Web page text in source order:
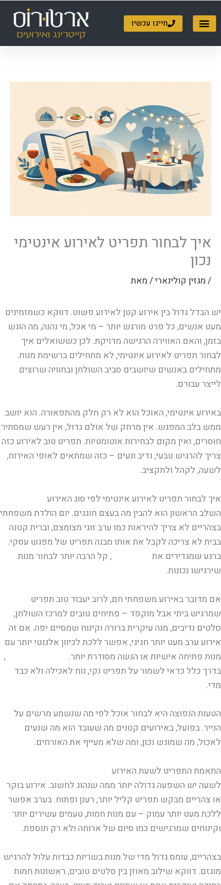
לתוכן
חייגו עכשיו
איך לבחור תפריט לאירוע אינטימי
נכון
/מגזין קולינארי/ מאת
יש הבדל גדול בין אירוע קטן לאירוע פשוט. דווקא כשמזמינים
מעט אנשים, כל פרט מורגש יותר – מי אכל, מי נהנה, מה הוגש
בזמן, והאם האווירה הרגישה מדויקת. לכן כששואלים איך
לבחור תפריט לאירוע אינטימי, לא מתחילים ברשימת מנות.
מתחילים באנשים שיושבים סביב השולחן ובחוויה שרוצים
לייצר עבורם.
באירוע אינטימי, האוכל הוא לא רק חלק מהתפאורה. הוא יושב
ממש בלב המפגש. אין מרחק של אולם גדול, אין רעש שמסתיר
חוסרים, ואין מקום לבחירות אוטומטיות. תפריט טוב לאירוע כזה
צריך להרגיש טבעי, נדיב ונעים – כזה שמתאים לאופי האירוח,
לשעה, לקהל ולתקציב.
איך לבחור תפריט לאירוע אינטימי לפי סוג האירוע
השלב הראשון הוא להבין מה בעצם חוגגים. יום הולדת משפחתי
בצהריים לא צריך להיראות כמו ערב זוגי מצומצם, וברית קטנה
בבית לא צריכה לקבל את אותו מבנה תפריט של מפגש עסקי.
ברגע שמגדירים את
, קל הרבה יותר לבחור מנות
שירגישו נכונות.
אם מדובר באירוע משפחתי חם, לרוב יעבוד טוב תפריט
שמרגיש ביתי אבל מוקפד – פתיחים טובים למרכז השולחן,
סלטים נדיבים, מנה עיקרית ברורה וקינוח שמסיים יפה. אם זה
אירוע ערב מעט יותר חגיגי, אפשר ללכת לכיוון אלגנטי יותר עם
מנות פתיחה אישיות או הגשה מסודרת יותר.
,
בדרך כלל כדאי לשמור על תפריט נקי, נוח לאכילה ולא כבד
מדי.
הטעות הנפוצה היא לבחור אוכל לפי מה שנשמע מרשים על
הנייר. בפועל, באירועים קטנים מה שעובד הוא מה שנעים
לאכול, מה שמוגש נכון, ומה שלא מעייף את האורחים.
התאמת התפריט לשעת האירוע
לשעה יש השפעה גדולה יותר ממה שנהוג לחשוב. אירוע בוקר
או צהריים מבקש תפריט קליל יותר, רענן ופתוח. בערב אפשר
ללכת מעט יותר עמוק – עם מנות חמות, טעמים עשירים יותר
וקינוחים שמרגישים כמו סיום של ארוחה ולא רק תוספת.
בצהריים, עומס גדול מדי של מנות בשריות כבדות עלול להרגיש
מוגזם. דווקא שילוב מאוזן בין סלטים טובים, ראשונות חמות